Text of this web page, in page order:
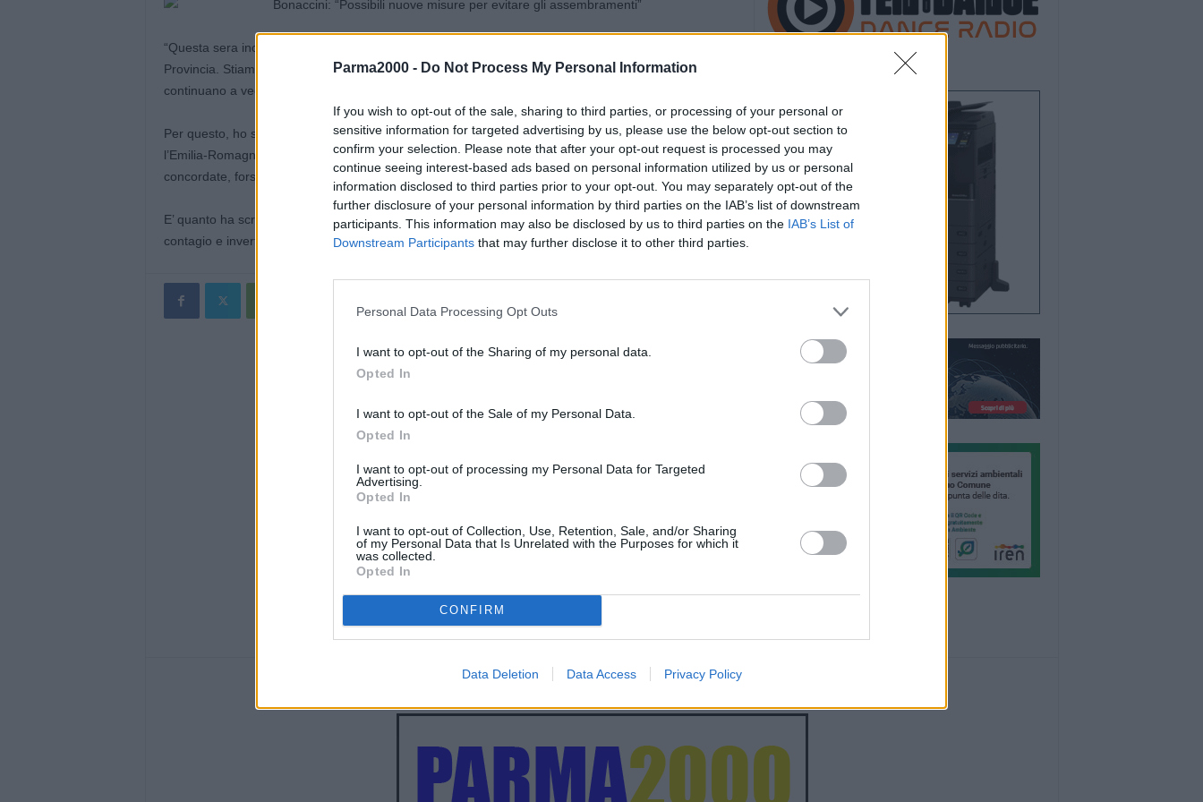
Parma2000 - Do Not Process My Personal Information
If you wish to opt-out of the sale, sharing to third parties, or processing of your personal or
sensitive information for targeted advertising by us, please use the below opt-out section to
confirm your selection. Please note that after your opt-out request is processed you may
continue seeing interest-based ads based on personal information utilized by us or personal
information disclosed to third parties prior to your opt-out. You may separately opt-out of the
further disclosure of your personal information by third parties on the IAB’s list of downstream
participants. This information may also be disclosed by us to third parties on the IAB’s List of
Downstream Participants that may further disclose it to other third parties.
Personal Data Processing Opt Outs
I want to opt-out of the Sharing of my personal data.
Opted In
I want to opt-out of the Sale of my Personal Data.
Opted In
I want to opt-out of processing my Personal Data for Targeted
Advertising.
Opted In
I want to opt-out of Collection, Use, Retention, Sale, and/or Sharing
of my Personal Data that Is Unrelated with the Purposes for which it
was collected.
Opted In
CONFIRM
Data Deletion Data Access Privacy Policy
“Questa sera incontrerò in videoconferenza i sindaci dei Comuni capoluogo e i presidenti di
Provincia. Stiamo valutando di assumere nuove misure per evitare gli assembramenti che si
continuano a vedere nelle città e non solo, basti pensare all’ultimo fine settimana.
Per questo, ho sentito anche i presidenti Zaia e Fedriga, le cui Regioni sono in fascia gialla come
l’Emilia-Romagna, e il ministro Speranza, per arrivare a ordinanze regionali il più possibile
concordate, forse già domani.”
E’ quanto ha scritto il Presidente Bonaccini che ribadisce: “L’obiettivo di tutti è quello di fermare il
contagio e invertire la curva pandemica.”